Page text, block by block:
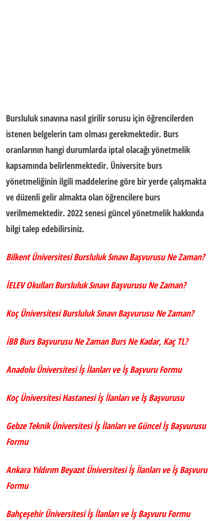
Bursluluk sınavına nasıl girilirsorusu için öğrencilerden
istenen belgelerin tam olması gerekmektedir. Burs
oranlarının hangi durumlarda iptal olacağı yönetmelik
kapsamında belirlenmektedir. Üniversite burs
yönetmeliğinin ilgili maddelerine göre bir yerde çalışmakta
ve düzenli gelir almakta olan öğrencilere burs
verilmemektedir. 2022 senesi güncel yönetmelik hakkında
bilgi talep edebilirsiniz.
Bilkent Üniversitesi Bursluluk Sınavı Başvurusu Ne Zaman?
İELEV Okulları Bursluluk Sınavı Başvurusu Ne Zaman?
Koç Üniversitesi Bursluluk Sınavı Başvurusu Ne Zaman?
İBB Burs Başvurusu Ne Zaman Burs Ne Kadar, Kaç TL?
Anadolu Üniversitesi İş İlanları ve İş Başvuru Formu
Koç Üniversitesi Hastanesi İş İlanları ve İş Başvurusu
Gebze Teknik Üniversitesi İş İlanları ve Güncel İş Başvurusu
Formu
Ankara Yıldırım Beyazıt Üniversitesi İş İlanları ve İş Başvuru
Formu
Bahçeşehir Üniversitesi İş İlanları ve İş Başvuru Formu